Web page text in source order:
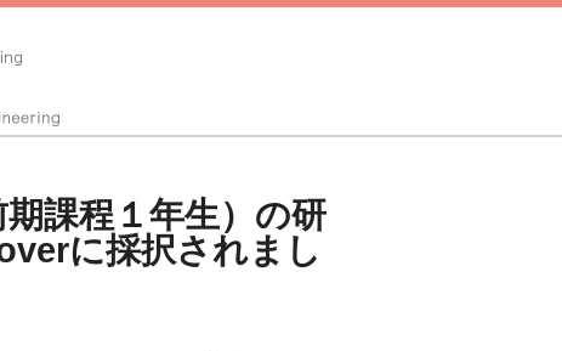
課程１年生）の研
に採択されまし